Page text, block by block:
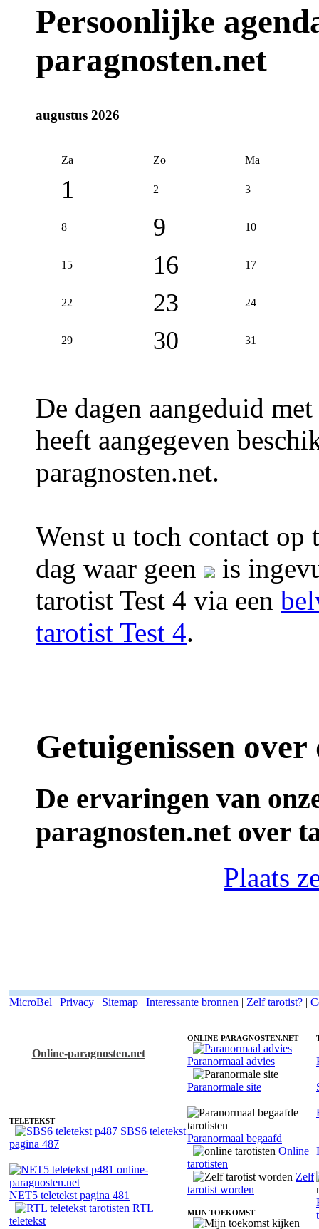
Persoonlijke
paragnosten.net
augustus 2026
Za Zo Ma
1 2 3
8 9 10
15 16 17
22 23 24
29 30 31
De dagen aangeduid
heeft aangegeven
paragnosten.net.
Wenst u toch contact op
dag waar geen
is
tarotist Test 4 via een
tarotist Test 4.
Getuigenissen
De ervaringen van
paragnosten.net over
Plaats
MicroBel | Privacy | Sitemap | Interessante bronnen | Zelf tarotist? |
Online-paragnosten.net
TELETEKST
SBS6 teletekst
pagina 487
NET5 teletekst pagina 481
RTL
teletekst
ONLINE-PARAGNOSTEN.NET
Paranormaal advies
Paranormale site
Paranormaal begaafd
Online
tarotisten
Zelf
tarotist worden
MIJN TOEKOMST